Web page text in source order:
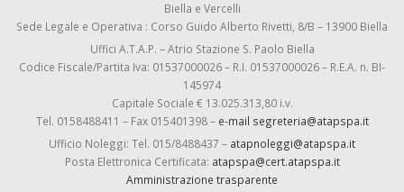
Biella e Vercelli
Sede Legale e Operativa : Corso Guido Alberto Rivetti, 8/B – 13900 Biella
Uffici A.T.A.P. – Atrio Stazione S. Paolo Biella
Codice Fiscale/Partita Iva: 01537000026 – R.I. 01537000026 – R.E.A. n. BI-
145974
Capitale Sociale € 13.025.313,80 i.v.
Tel. 0158488411 – Fax 015401398 – e-mail segreteria@atapspa.it
Ufficio Noleggi: Tel. 015/8488437 – atapnoleggi@atapspa.it
Posta Elettronica Certificata: atapspa@cert.atapspa.it
Amministrazione trasparente